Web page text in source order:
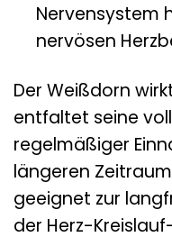
Nervensystem
nervösen
Der Weißdorn
entfaltet seine
regelmäßiger
längeren
geeignet zur
der Herz-